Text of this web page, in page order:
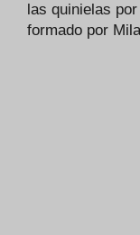
las quinielas
formado por